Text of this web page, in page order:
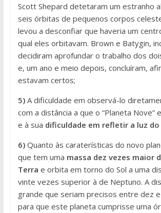
Scott Shepard detetaram um estranho
seis órbitas de pequenos corpos
levou a desconfiar que haveria um
qual eles orbitavam. Brown e Batygin,
decidiram aprofundar o trabalho dos
e, um ano e meio depois, concluíram,
estavam certos;
5)A dificuldade em observá-lo
com a distância a que o “Planeta Nove”
e à sua dificuldade em refletir a luz do
6)Quanto às caraterísticas do novo
que tem uma massa dez vezes maior
Terra e orbita em torno do Sol a uma
vinte vezes superior à de Neptuno. A
grande que seriam precisos entre dez
para que este planeta cumprisse uma